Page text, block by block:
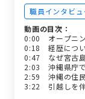
職員インタビュ
動画の目次：
0:00 オープニ
0:18 経歴につ
0:47 なぜ宮古島
2:03 沖縄県庁
2:59 沖縄の住
3:22 引越しを伴